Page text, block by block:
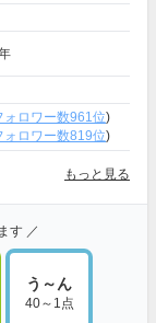
ォロワー数961位)
ォロワー数819位)
もっと見る
す ／
う～ん
40～1点